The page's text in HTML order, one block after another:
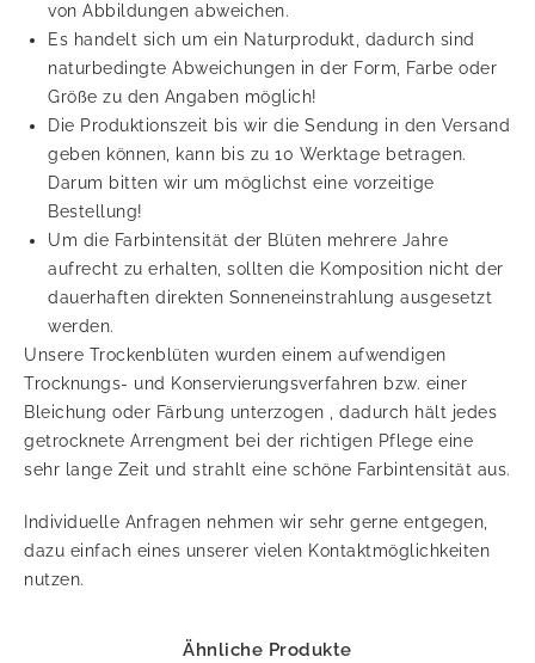
von Abbildungen abweichen.
Es handelt sich um ein Naturprodukt, dadurch sind
naturbedingte Abweichungen in der Form, Farbe oder
Größe zu den Angaben möglich!
Die Produktionszeit bis wir die Sendung in den Versand
geben können, kann bis zu 10 Werktage betragen.
Darum bitten wir um möglichst eine vorzeitige
Bestellung!
Um die Farbintensität der Blüten mehrere Jahre
aufrecht zu erhalten, sollten die Komposition nicht der
dauerhaften direkten Sonneneinstrahlung ausgesetzt
werden.
Unsere Trockenblüten wurden einem aufwendigen
Trocknungs- und Konservierungsverfahren bzw. einer
Bleichung oder Färbung unterzogen , dadurch hält jedes
getrocknete Arrengment bei der richtigen Pflege eine
sehr lange Zeit und strahlt eine schöne Farbintensität aus.
Individuelle Anfragen nehmen wir sehr gerne entgegen,
dazu einfach eines unserer vielen Kontaktmöglichkeiten
nutzen.
Ähnliche Produkte